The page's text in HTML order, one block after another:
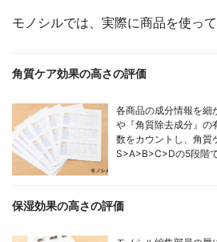
モノシルでは、実際に商品を使っ
角質ケア効果の高さの評価
各商品の成分情報を細
や『角質除去成分』の
数をカウントし、角質
S>A>B>C>Dの5段階
保湿効果の高さの評価